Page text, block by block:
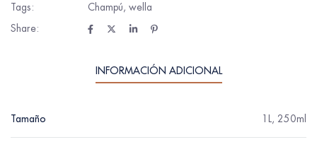
Tags:
Champú, wella
Share:
INFORMACIÓN ADICIONAL
Tamaño 1L, 250ml